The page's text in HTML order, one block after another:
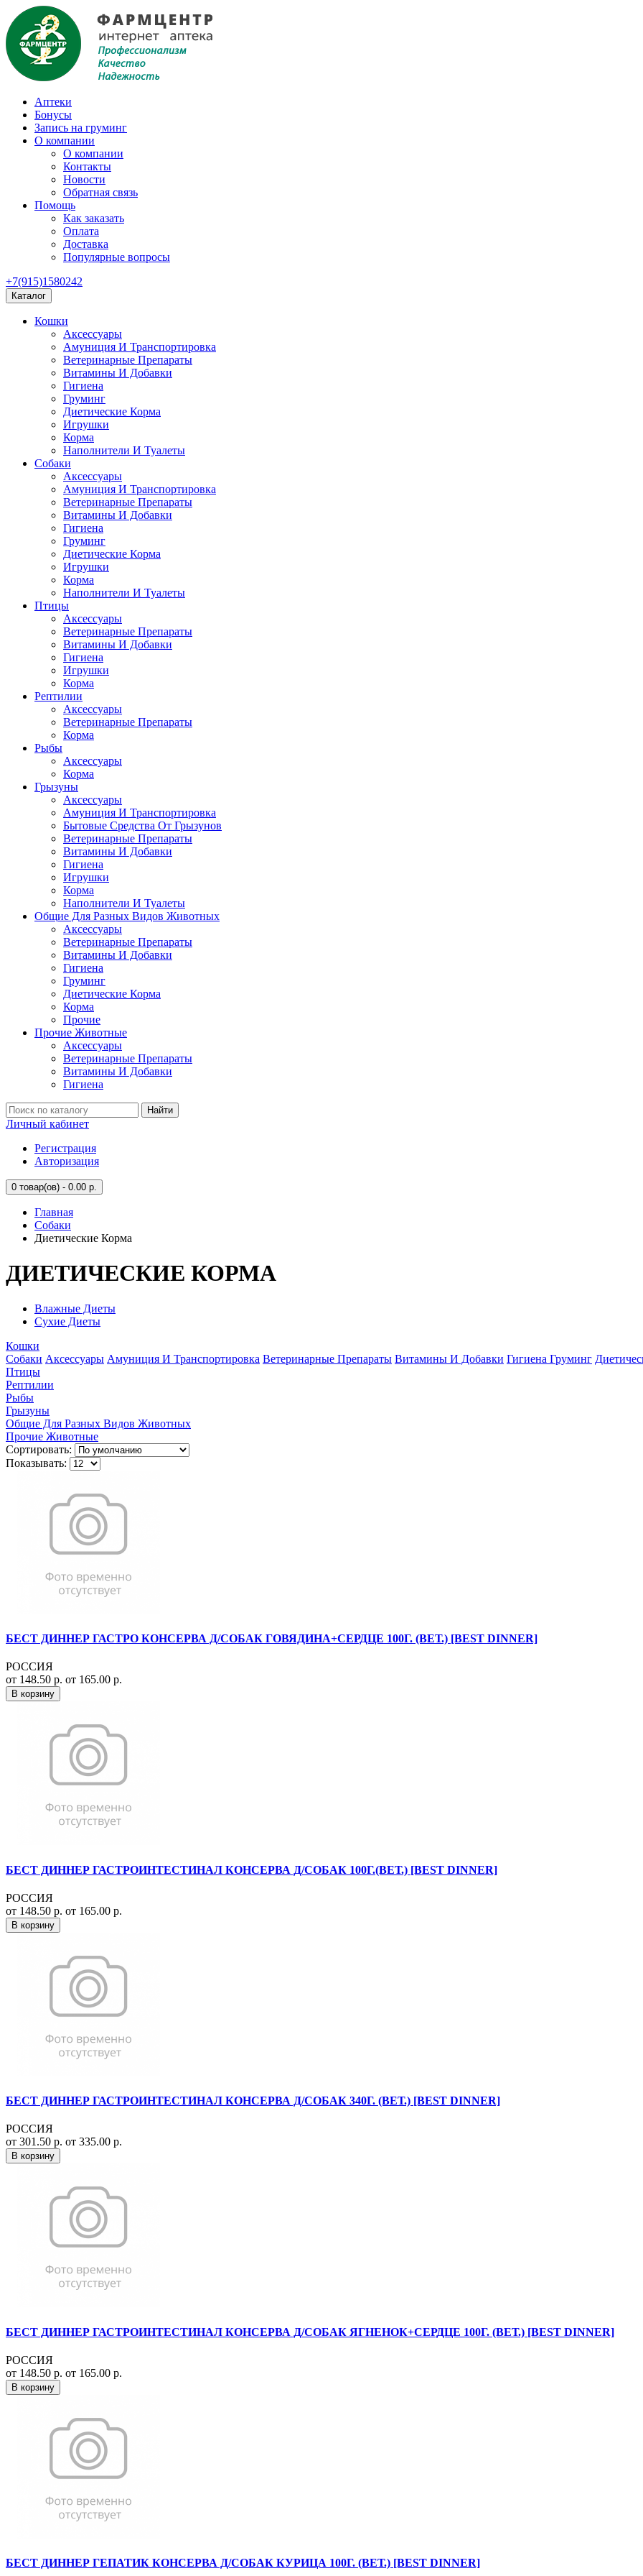
Аптеки
Бонусы
Запись на груминг
О компании
О компании
Контакты
Новости
Обратная связь
Помощь
Как заказать
Оплата
Доставка
Популярные вопросы
+7(915)1580242
Каталог
Кошки
Аксессуары
Амуниция И Транспортировка
Ветеринарные Препараты
Витамины И Добавки
Гигиена
Груминг
Диетические Корма
Игрушки
Корма
Наполнители И Туалеты
Собаки
Аксессуары
Амуниция И Транспортировка
Ветеринарные Препараты
Витамины И Добавки
Гигиена
Груминг
Диетические Корма
Игрушки
Корма
Наполнители И Туалеты
Птицы
Аксессуары
Ветеринарные Препараты
Витамины И Добавки
Гигиена
Игрушки
Корма
Рептилии
Аксессуары
Ветеринарные Препараты
Корма
Рыбы
Аксессуары
Корма
Грызуны
Аксессуары
Амуниция И Транспортировка
Бытовые Средства От Грызунов
Ветеринарные Препараты
Витамины И Добавки
Гигиена
Игрушки
Корма
Наполнители И Туалеты
Общие Для Разных Видов Животных
Аксессуары
Ветеринарные Препараты
Витамины И Добавки
Гигиена
Груминг
Диетические Корма
Корма
Прочие
Прочие Животные
Аксессуары
Ветеринарные Препараты
Витамины И Добавки
Гигиена
Найти
Личный кабинет
Регистрация
Авторизация
0 товар(ов) - 0.00 р.
Главная
Собаки
Диетические Корма
ДИЕТИЧЕСКИЕ КОРМА
Влажные Диеты
Сухие Диеты
Кошки
Собаки Аксессуары Амуниция И Транспортировка Ветеринарные Препараты Витамины И Добавки Гигиена Груминг
Птицы
Рептилии
Рыбы
Грызуны
Общие Для Разных Видов Животных
Прочие Животные
Сортировать:
Показывать:
БЕСТ ДИННЕР ГАСТРО КОНСЕРВА Д/СОБАК ГОВЯДИНА+СЕРДЦЕ 100Г. (ВЕТ.) [BEST DINNER]
РОССИЯ
от 148.50 р. от 165.00 р.
В корзину
БЕСТ ДИННЕР ГАСТРОИНТЕСТИНАЛ КОНСЕРВА Д/СОБАК 100Г.(ВЕТ.) [BEST DINNER]
РОССИЯ
от 148.50 р. от 165.00 р.
В корзину
БЕСТ ДИННЕР ГАСТРОИНТЕСТИНАЛ КОНСЕРВА Д/СОБАК 340Г. (ВЕТ.) [BEST DINNER]
РОССИЯ
от 301.50 р. от 335.00 р.
В корзину
БЕСТ ДИННЕР ГАСТРОИНТЕСТИНАЛ КОНСЕРВА Д/СОБАК ЯГНЕНОК+СЕРДЦЕ 100Г. (ВЕТ.) [BEST DINNER]
РОССИЯ
от 148.50 р. от 165.00 р.
В корзину
БЕСТ ДИННЕР ГЕПАТИК КОНСЕРВА Д/СОБАК КУРИЦА 100Г. (ВЕТ.) [BEST DINNER]